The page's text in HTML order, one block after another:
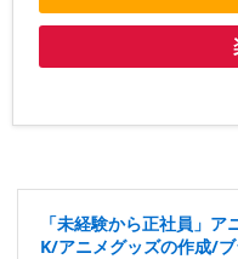
「未経験から正社員」
K/アニメグッズの作成/